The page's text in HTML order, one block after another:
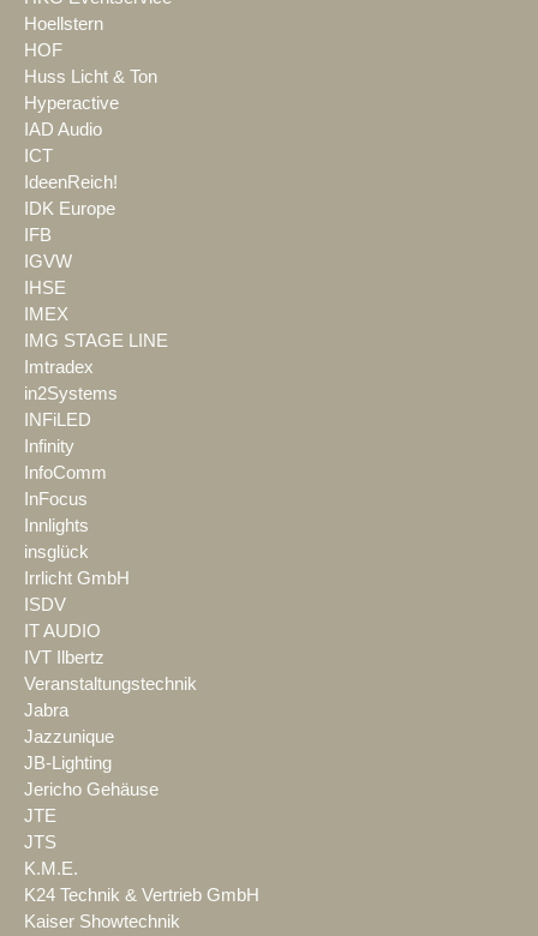
Hoellstern
HOF
Huss Licht & Ton
Hyperactive
IAD Audio
ICT
IdeenReich!
IDK Europe
IFB
IGVW
IHSE
IMEX
IMG STAGE LINE
Imtradex
in2Systems
INFiLED
Infinity
InfoComm
InFocus
Innlights
insglück
Irrlicht GmbH
ISDV
IT AUDIO
IVT Ilbertz
Veranstaltungstechnik
Jabra
Jazzunique
JB-Lighting
Jericho Gehäuse
JTE
JTS
K.M.E.
K24 Technik & Vertrieb GmbH
Kaiser Showtechnik